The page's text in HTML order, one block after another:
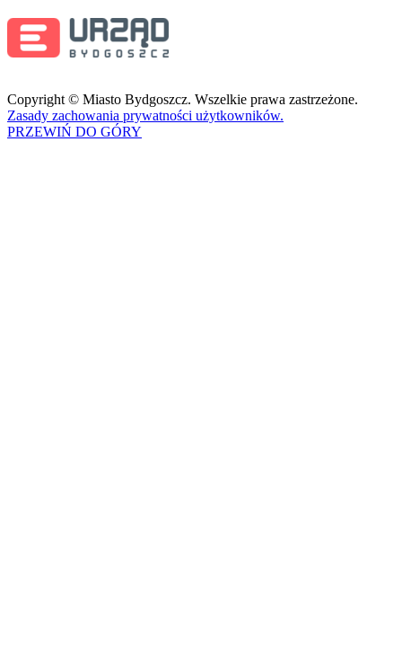
Copyright © Miasto Bydgoszcz. Wszelkie prawa zastrzeżone.
Zasady zachowania prywatności użytkowników.
PRZEWIŃ DO GÓRY